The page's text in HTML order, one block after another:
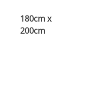
180cm x
200cm